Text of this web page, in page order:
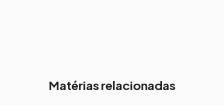
Matérias relacionadas